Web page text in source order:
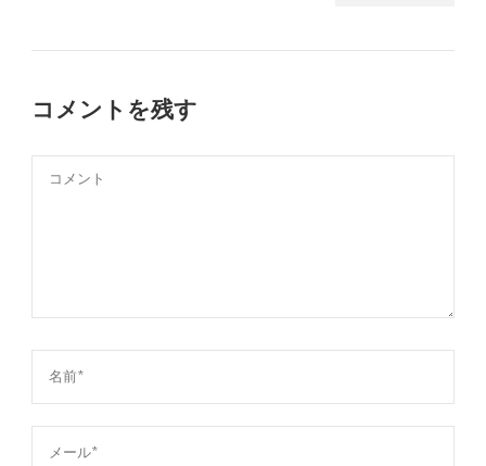
コメントを残す